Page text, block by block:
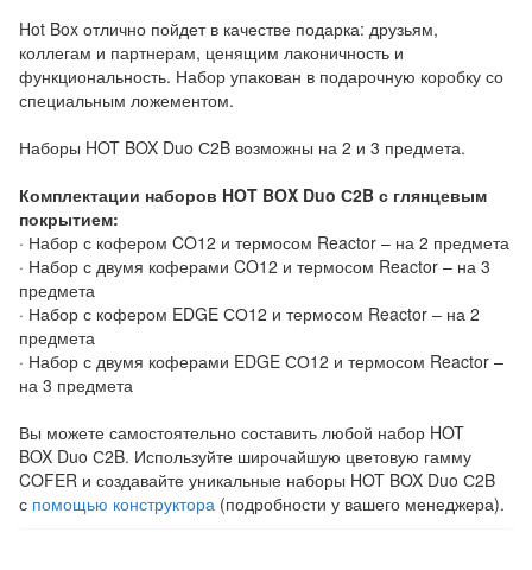
Hot Box отлично пойдет в качестве подарка: друзьям,
коллегам и партнерам, ценящим лаконичность и
функциональность. Набор упакован в подарочную коробку со
специальным ложементом.
Наборы HOT BOX Duo С2B возможны на 2 и 3 предмета.
Комплектации наборов HOT BOX Duo С2B с глянцевым
покрытием:
· Набор с кофером CO12 и термосом Reactor – на 2 предмета
· Набор с двумя коферами CO12 и термосом Reactor – на 3
предмета
· Набор с кофером EDGE СО12 и термосом Reactor – на 2
предмета
· Набор с двумя коферами EDGE СО12 и термосом Reactor –
на 3 предмета
Вы можете самостоятельно составить любой набор HOT
BOX Duo С2B. Используйте широчайшую цветовую гамму
COFER и создавайте уникальные наборы HOT BOX Duo С2B
с помощью конструктора (подробности у вашего менеджера).